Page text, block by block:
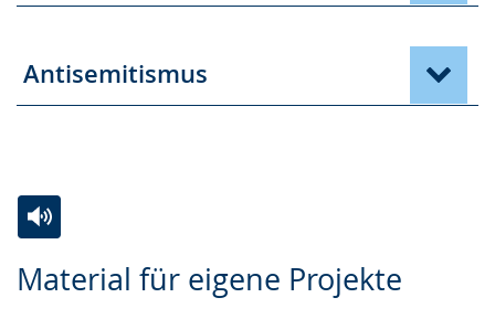
Antisemitismus
Material für eigene Projekte
Leichten
Audio-
Video